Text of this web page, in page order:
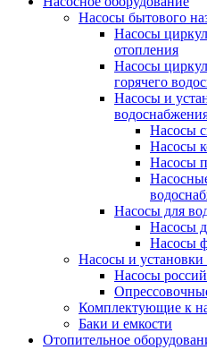
Насосы бытового
Насосы
отопления
Насосы
горячего
Насосы и
Насосы
Насосы
Насосы
Насосы для
Насосы
Насосы
Насосы и
Насосы
Комплектующие к
Баки и емкости
Отопительное